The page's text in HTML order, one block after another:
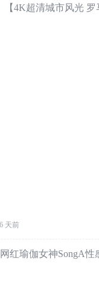
【4K超清城市风光
6 天前
红瑜伽女神SongA性